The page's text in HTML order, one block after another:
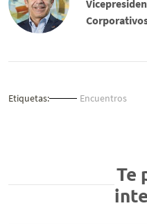
Etiquetas: Encuentros
Te